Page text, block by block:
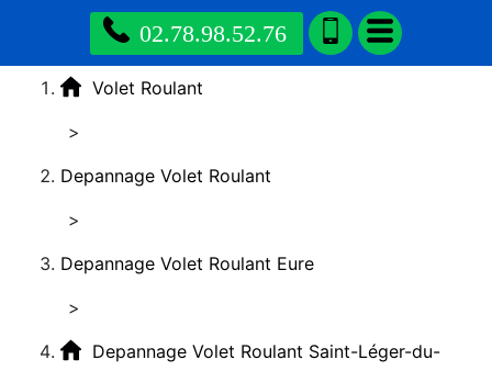
02.78.98.52.76
Volet Roulant
>
Depannage Volet Roulant
>
Depannage Volet Roulant Eure
>
Depannage Volet Roulant Saint-Léger-du-